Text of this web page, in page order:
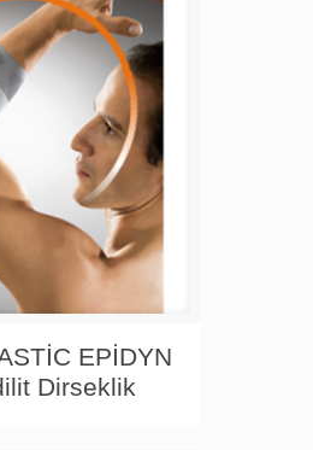
EPİDYN
Dirseklik